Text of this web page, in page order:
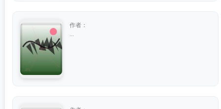
作者：